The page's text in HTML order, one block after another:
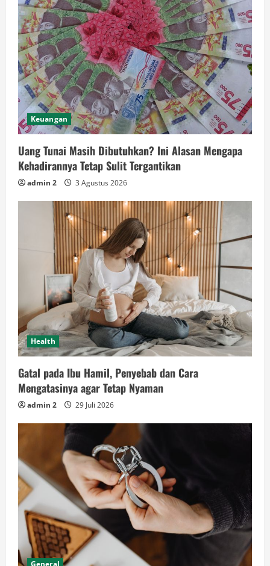
Keuangan
Uang Tunai Masih Dibutuhkan? Ini Alasan Mengapa
Kehadirannya Tetap Sulit Tergantikan
admin 2 3 Agustus 2026
Health
Gatal pada Ibu Hamil, Penyebab dan Cara
Mengatasinya agar Tetap Nyaman
admin 2 29 Juli 2026